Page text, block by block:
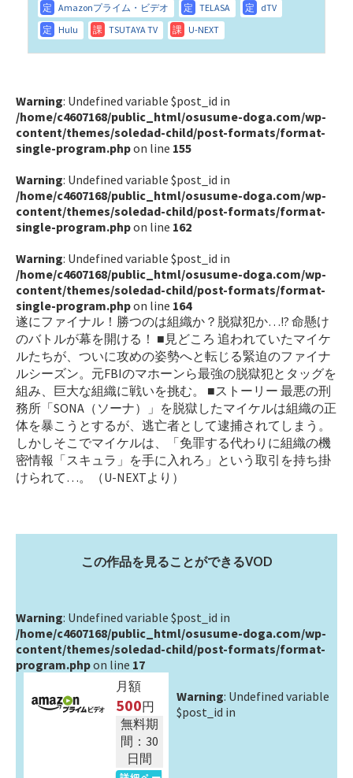
Warning: Undefined variable $post_id in
/home/c4607168/public_html/osusume-doga.com/wp-
content/themes/soledad-child/post-formats/format-
single-program.phpon line 155
Warning: Undefined variable $post_id in
/home/c4607168/public_html/osusume-doga.com/wp-
content/themes/soledad-child/post-formats/format-
single-program.phpon line 162
Warning: Undefined variable $post_id in
/home/c4607168/public_html/osusume-doga.com/wp-
content/themes/soledad-child/post-formats/format-
single-program.phpon line 164
遂にファイナル！勝つのは組織か？脱獄犯か…!? 命懸け
のバトルが幕を開ける！ ■見どころ 追われていたマイケ
ルたちが、ついに攻めの姿勢へと転じる緊迫のファイナ
ルシーズン。元FBIのマホーンら最強の脱獄犯とタッグを
組み、巨大な組織に戦いを挑む。 ■ストーリー 最悪の刑
務所「SONA（ソーナ）」を脱獄したマイケルは組織の正
体を暴こうとするが、逃亡者として逮捕されてしまう。
しかしそこでマイケルは、「免罪する代わりに組織の機
密情報「スキュラ」を手に入れろ」という取引を持ち掛
けられて…。（U-NEXTより）
この作品を見ることができるVOD
Warning: Undefined variable $post_id in
/home/c4607168/public_html/osusume-doga.com/wp-
content/themes/soledad-child/post-formats/format-
program.phpon line 17
月額
500円
無料期
間：30
日間
Warning: Undefined variable
$post_id in